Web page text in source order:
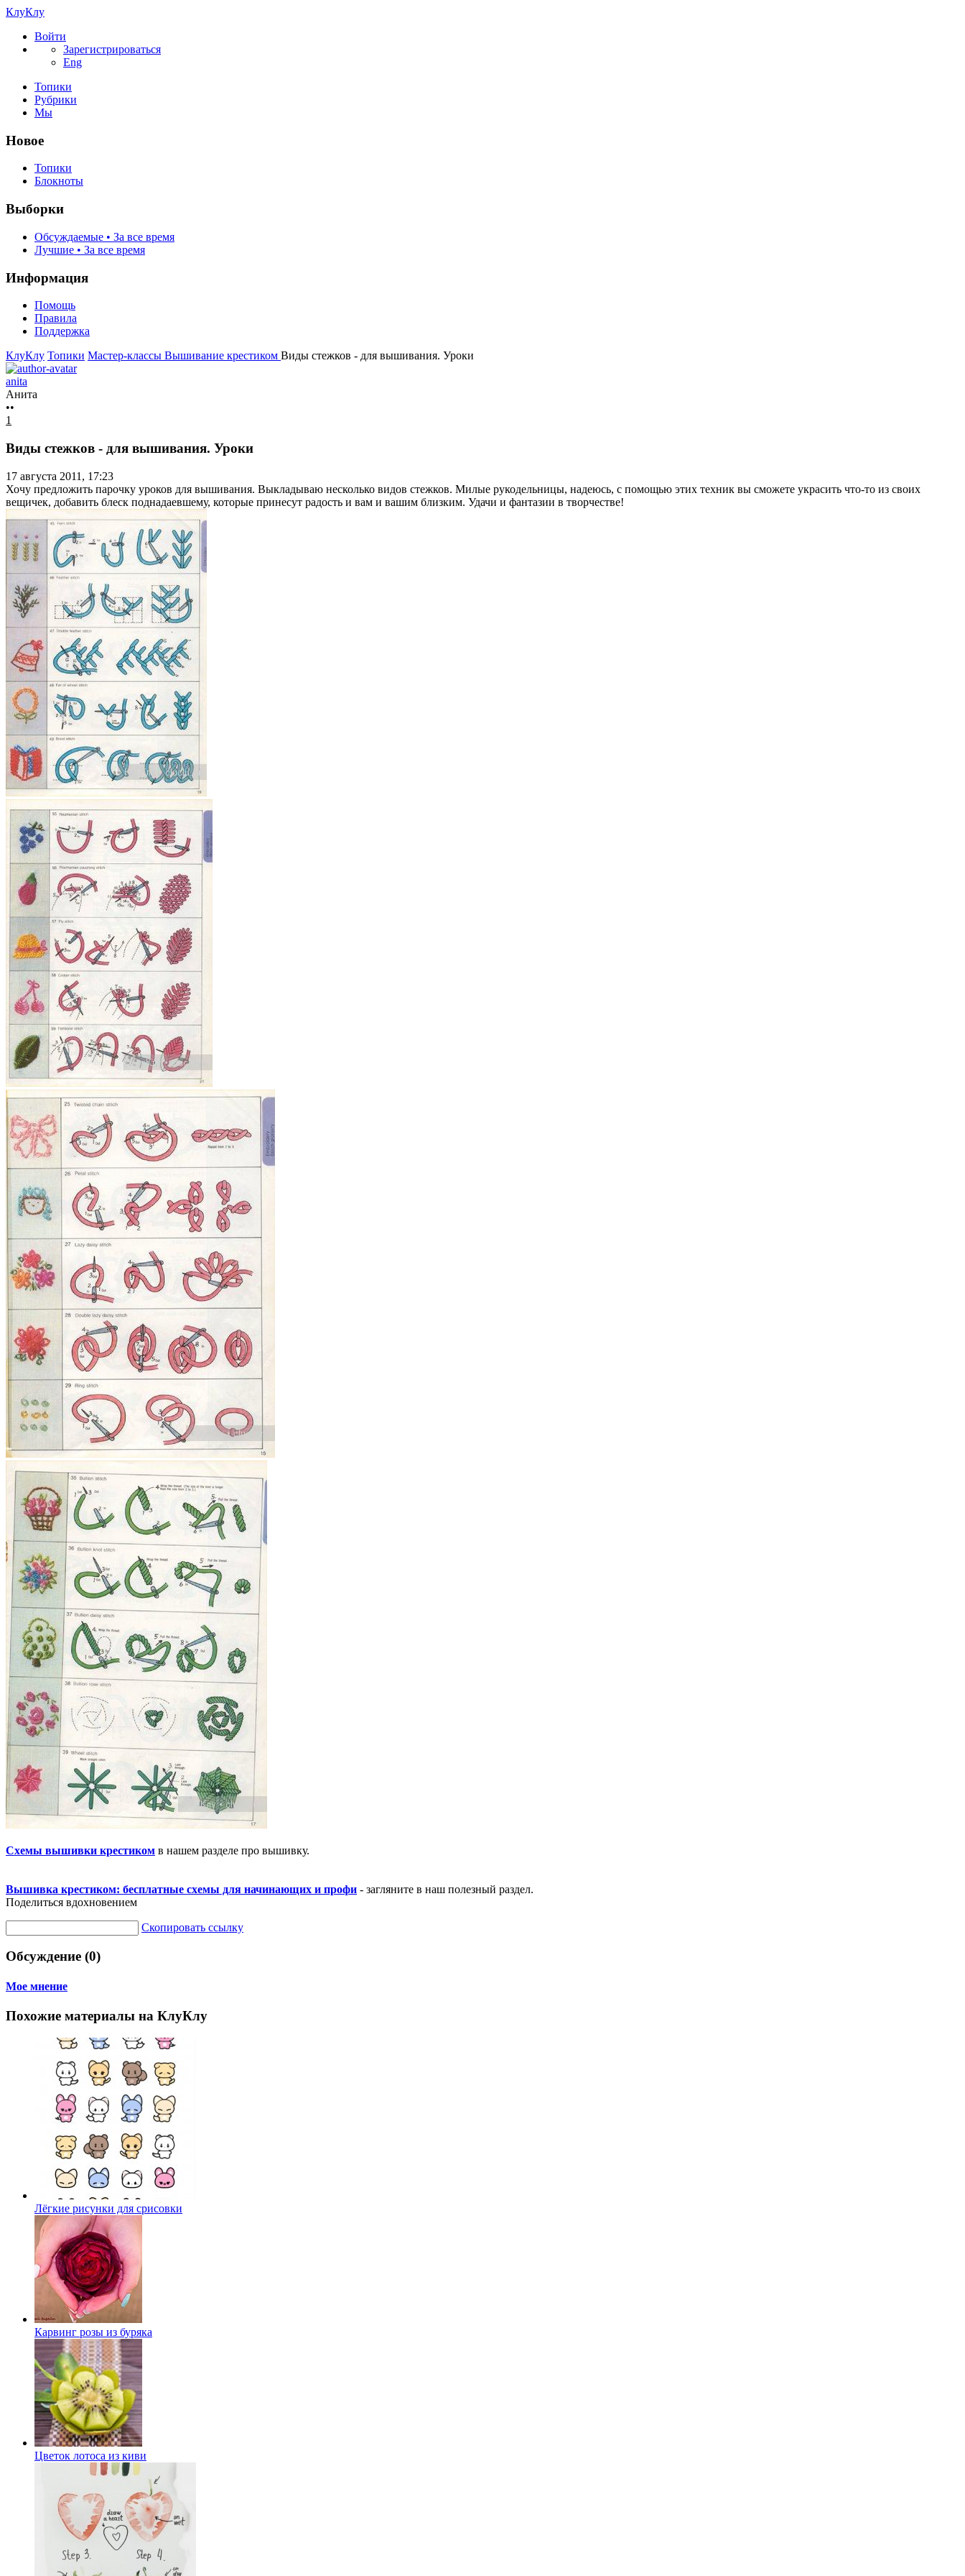
КлуКлу
Войти
Зарегистрироваться
Eng
Топики
Рубрики
Мы
Новое
Топики
Блокноты
Выборки
Обсуждаемые • За все время
Лучшие • За все время
Информация
Помощь
Правила
Поддержка
КлуКлу Топики Мастер-классы Вышивание крестиком Виды стежков - для вышивания. Уроки
anita
Анита
••
1
Виды стежков - для вышивания. Уроки
17 августа 2011, 17:23
Хочу предложить парочку уроков для вышивания. Выкладываю несколько видов стежков. Милые рукодельницы, надеюсь, с помощью этих техник вы сможете украсить что-то из своих
вещичек, добавить блеск поднадаевшему, которые принесут радость и вам и вашим близким. Удачи и фантазии в творчестве!
Схемы вышивки крестиком в нашем разделе про вышивку.
Вышивка крестиком: бесплатные схемы для начинающих и профи - загляните в наш полезный раздел.
Поделиться вдохновением
Скопировать ссылку
Обсуждение (0)
Мое мнение
Похожие материалы на КлуКлу
Лёгкие рисунки для срисовки
Карвинг розы из буряка
Цветок лотоса из киви